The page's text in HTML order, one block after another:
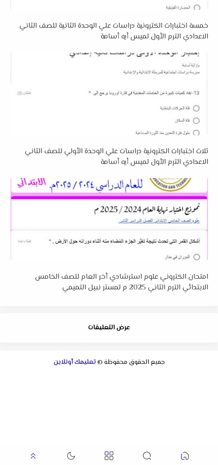
خمسة اختبارات الكترونية دراسات علي الوحدة الثانية للصف الثاني
الاعدادي الترم الأول لميس أيه أسامة
ثلاث اختبارات الكترونية دراسات علي الوحدة الأولي للصف الثاني
الاعدادي الترم الأول لميس أيه أسامة
امتحان الكتروني علوم استرشادي أخر العام للصف الخامس
الابتدائي الترم الثاني 2025 م لمستر نبيل التميمي
عرض التعليقات
جميع الحقوق محفوظة ©تعليمك أونلاين